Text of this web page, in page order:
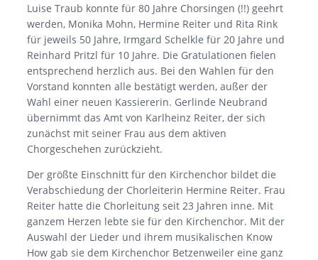
Luise Traub konnte für 80 Jahre Chorsingen (!!) geehrt
werden, Monika Mohn, Hermine Reiter und Rita Rink
für jeweils 50 Jahre, Irmgard Schelkle für 20 Jahre und
Reinhard Pritzl für 10 Jahre. Die Gratulationen fielen
entsprechend herzlich aus. Bei den Wahlen für den
Vorstand konnten alle bestätigt werden, außer der
Wahl einer neuen Kassiererin. Gerlinde Neubrand
übernimmt das Amt von Karlheinz Reiter, der sich
zunächst mit seiner Frau aus dem aktiven
Chorgeschehen zurückzieht.
Der größte Einschnitt für den Kirchenchor bildet die
Verabschiedung der Chorleiterin Hermine Reiter. Frau
Reiter hatte die Chorleitung seit 23 Jahren inne. Mit
ganzem Herzen lebte sie für den Kirchenchor. Mit der
Auswahl der Lieder und ihrem musikalischen Know
How gab sie dem Kirchenchor Betzenweiler eine ganz